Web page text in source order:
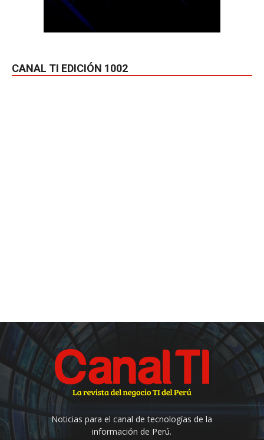
CANAL TI EDICIÓN 1002
Noticias para el canal de tecnologías de la
información de Perú.